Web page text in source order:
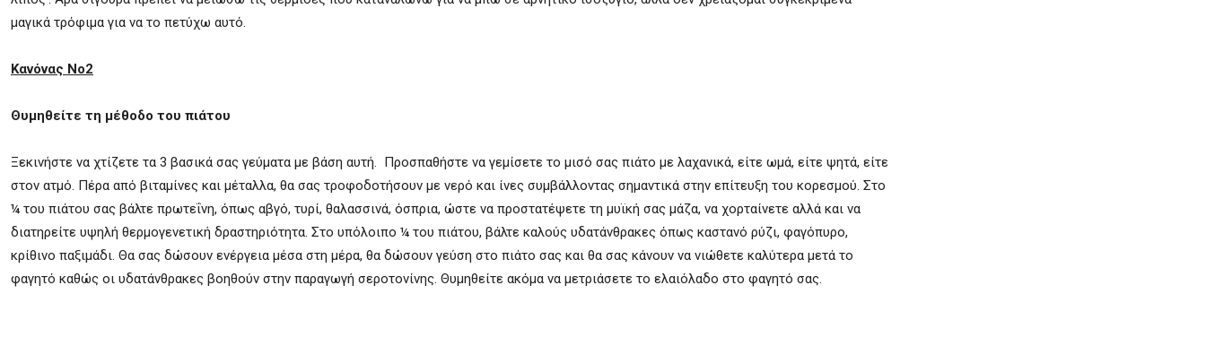
μαγικά τρόφιμα για να το πετύχω αυτό.
Κανόνας Νο2
Θυμηθείτε τη μέθοδο του πιάτου
Ξεκινήστε να χτίζετε τα 3 βασικά σας γεύματα με βάση αυτή. Προσπαθήστε να γεμίσετε το μισό σας πιάτο με λαχανικά, είτε ωμά, είτε ψητά, είτε
στον ατμό. Πέρα από βιταμίνες και μέταλλα, θα σας τροφοδοτήσουν με νερό και ίνες συμβάλλοντας σημαντικά στην επίτευξη του κορεσμού. Στο
¼ του πιάτου σας βάλτε πρωτεΐνη, όπως αβγό, τυρί, θαλασσινά, όσπρια, ώστε να προστατέψετε τη μυϊκή σας μάζα, να χορταίνετε αλλά και να
διατηρείτε υψηλή θερμογενετική δραστηριότητα. Στο υπόλοιπο ¼ του πιάτου, βάλτε καλούς υδατάνθρακες όπως καστανό ρύζι, φαγόπυρο,
κρίθινο παξιμάδι. Θα σας δώσουν ενέργεια μέσα στη μέρα, θα δώσουν γεύση στο πιάτο σας και θα σας κάνουν να νιώθετε καλύτερα μετά το
φαγητό καθώς οι υδατάνθρακες βοηθούν στην παραγωγή σεροτονίνης. Θυμηθείτε ακόμα να μετριάσετε το ελαιόλαδο στο φαγητό σας.